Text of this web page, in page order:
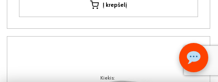
Kiekis:
Į krepšelį